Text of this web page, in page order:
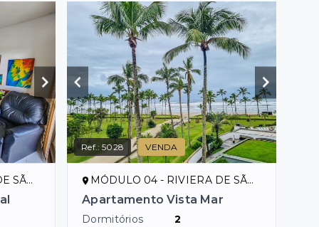
SP
Ref.:5028 VENDA
MÓDULO 04 - RIVIERA DE SÃO LOURENÇO/SP
Apartamento Vista Mar
Dormitórios
2